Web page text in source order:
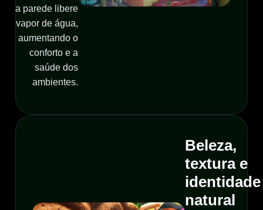
a parede libere
vapor de água,
aumentando o
conforto e a
saúde dos
ambientes.
Beleza,
textura e
identidade
natural